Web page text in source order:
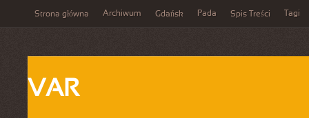
Strona główna Archiwum Gdańsk Pada Spis Treści Tagi
VAR